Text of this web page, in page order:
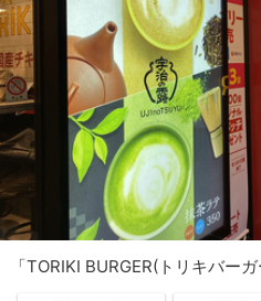
「TORIKI BURGER(トリキバ